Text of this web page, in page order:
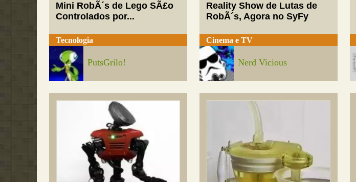
Mini RobÃ´s de Lego SÃ£o
Controlados por...
Tecnologia
PutsGrilo!
Reality Show de Lutas de
RobÃ´s, Agora no SyFy
Cinema e TV
Nerd Vicious